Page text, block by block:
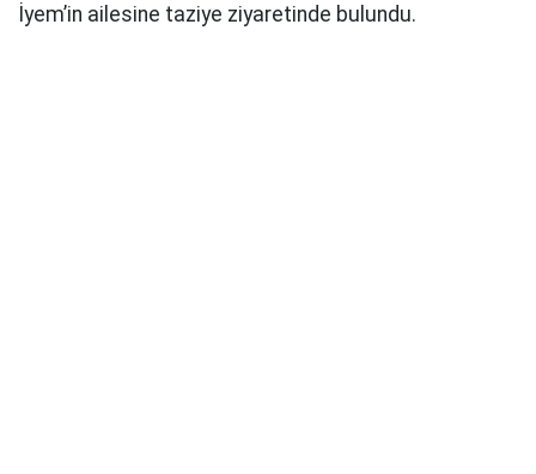
İyem’in ailesine taziye ziyaretinde bulundu.